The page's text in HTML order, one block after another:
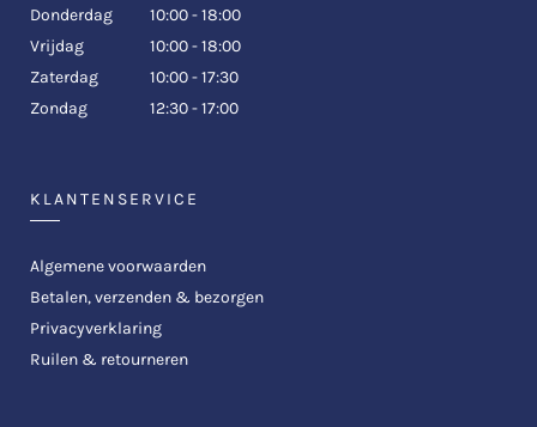
Donderdag
10:00 - 18:00
Vrijdag
10:00 - 18:00
Zaterdag
10:00 - 17:30
Zondag
12:30 - 17:00
KLANTENSERVICE
Algemene voorwaarden
Betalen, verzenden & bezorgen
Privacyverklaring
Ruilen & retourneren